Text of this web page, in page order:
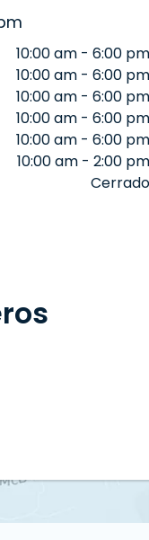
10:00 am - 6:00 pm
10:00 am - 6:00 pm
10:00 am - 6:00 pm
10:00 am - 6:00 pm
10:00 am - 6:00 pm
10:00 am - 2:00 pm
Cerrado